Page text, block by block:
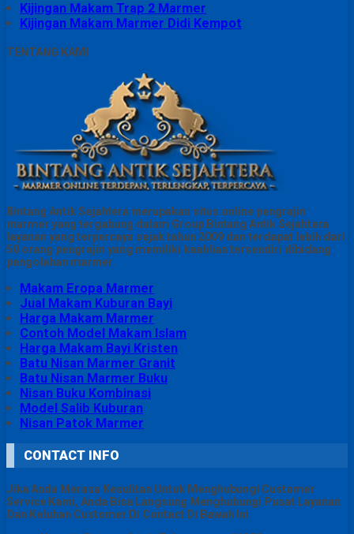
Kijingan Makam Trap 2 Marmer
Kijingan Makam Marmer Didi Kempot
TENTANG KAMI
Bintang Antik Sejahtera merupakan situs online pengrajin
marmer yang tergabung dalam Group Bintang Antik Sejahtera
layanan yang terpercaya sejak tahun 2009 dan terdapat lebih dari
50 orang pengrajin yang memiliki keahlian tersendiri dibidang
pengolahan marmer.
Makam Eropa Marmer
Jual Makam Kuburan Bayi
Harga Makam Marmer
Contoh Model Makam Islam
Harga Makam Bayi Kristen
Batu Nisan Marmer Granit
Batu Nisan Marmer Buku
Nisan Buku Kombinasi
Model Salib Kuburan
Nisan Patok Marmer
CONTACT INFO
Jika Anda Merasa Kesulitan Untuk Menghubungi Customer
Service Kami, Anda Bisa Langsung Menghubungi Pusat Layanan
Dan Keluhan Customer Di Contact Di Bawah Ini